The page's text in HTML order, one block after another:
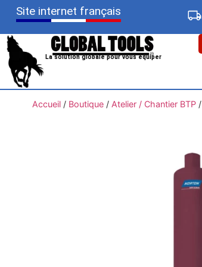
Site internet français
La solution globale pour vous équiper
Accueil/ Boutique/ Atelier / Chantier BTP/